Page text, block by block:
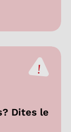
Dites le